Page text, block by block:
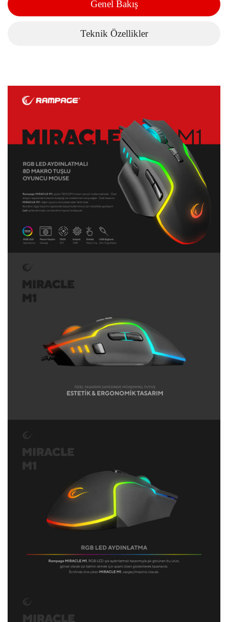
Genel Bakış
Teknik Özellikler